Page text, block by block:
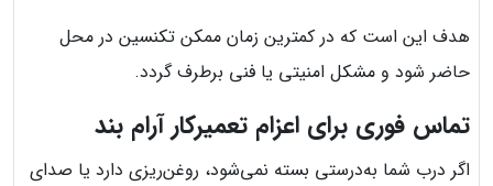
هدف این است که در کمترین زمان ممکن تکنسین در محل
حاضر شود و مشکل امنیتی یا فنی برطرف گردد.
تماس فوری برای اعزام تعمیرکار آرام بند
اگر درب شما به‌درستی بسته نمی‌شود، روغن‌ریزی دارد یا صدای